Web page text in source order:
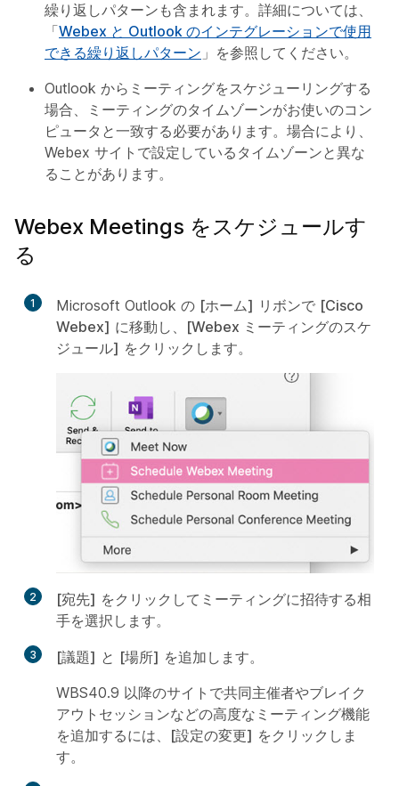
繰り返しパターンも含まれます。詳細については、
「Webex と Outlook のインテグレーションで使用
できる繰り返しパターン 」を参照してください。
Outlook からミーティングをスケジューリングする
場合、ミーティングのタイムゾーンがお使いのコン
ピュータと一致する必要があります。場合により、
Webex サイトで設定しているタイムゾーンと異な
ることがあります。
Webex Meetings をスケジュールす
る
1 Microsoft Outlook の [ホーム] リボンで [Cisco
Webex] に移動し、 [Webex ミーティングのスケ
ジュール] をクリックします。
2 [宛先] をクリックしてミーティングに招待する相
手を選択します。
3 [議題] と [場所] を追加します。
WBS40.9 以降のサイトで共同主催者やブレイク
アウトセッションなどの高度なミーティング機能
を追加するには、 [設定の変更] をクリックしま
す。